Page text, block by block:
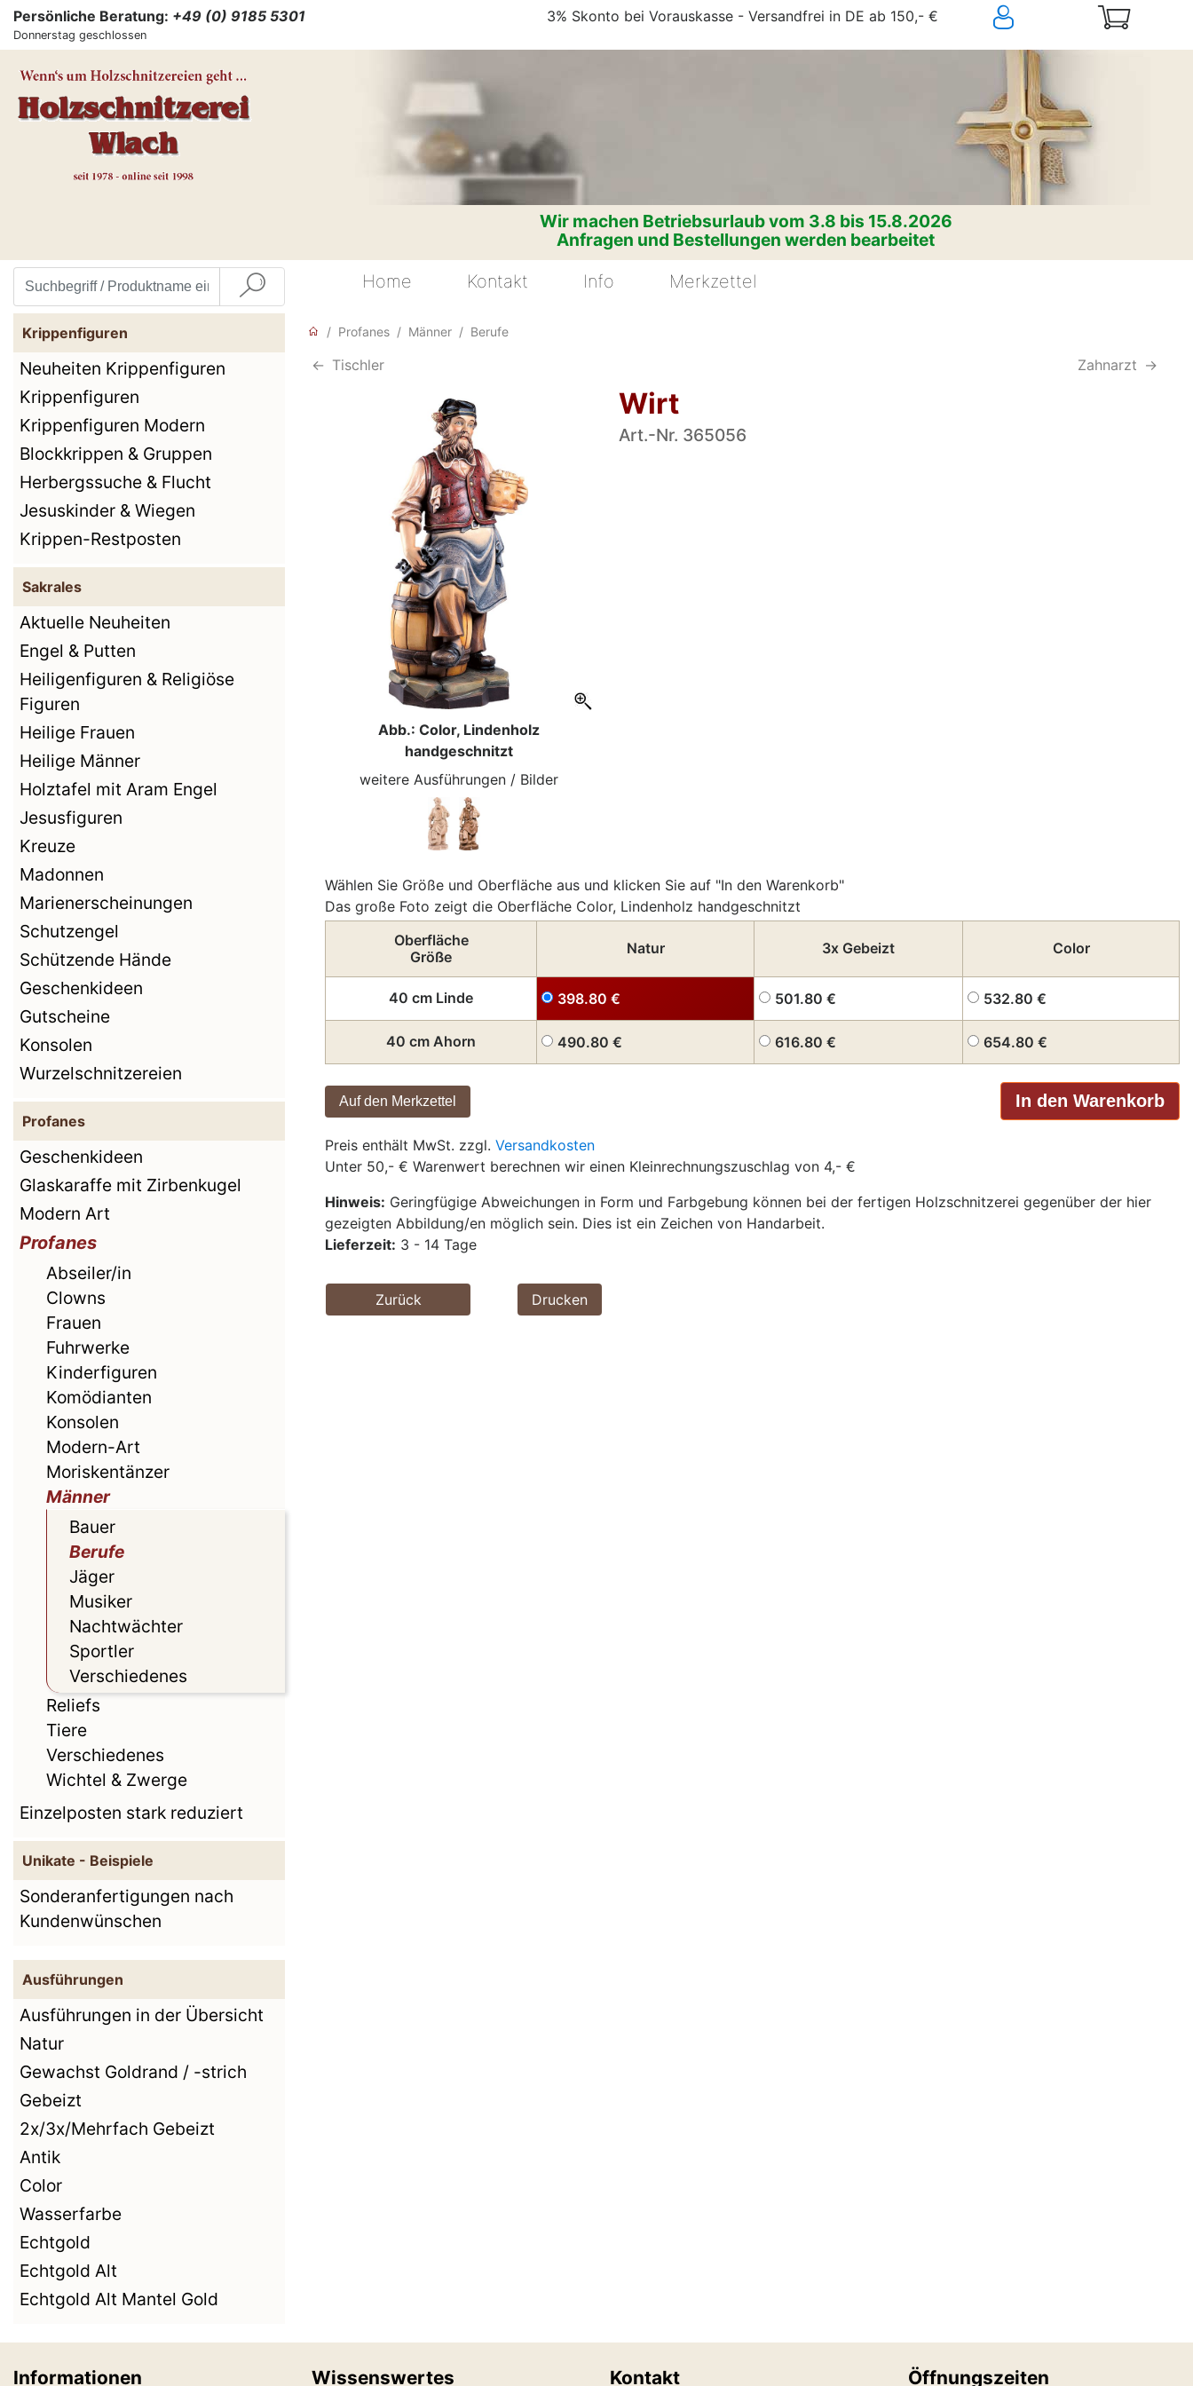
Persönliche Beratung: +49 (0) 9185 5301
Donnerstag geschlossen
3% Skonto bei Vorauskasse - Versandfrei in DE ab 150,- €
Wir machen Betriebsurlaub vom 3.8 bis 15.8.2026
Anfragen und Bestellungen werden bearbeitet
Home
Kontakt Info Merkzettel
Krippenfiguren
Neuheiten Krippenfiguren
Krippenfiguren
Krippenfiguren Modern
Blockkrippen & Gruppen
Herbergssuche & Flucht
Jesuskinder & Wiegen
Krippen-Restposten
Sakrales
Aktuelle Neuheiten
Engel & Putten
Heiligenfiguren & Religiöse
Figuren
Heilige Frauen
Heilige Männer
Holztafel mit Aram Engel
Jesusfiguren
Kreuze
Madonnen
Marienerscheinungen
Schutzengel
Schützende Hände
Geschenkideen
Gutscheine
Konsolen
Wurzelschnitzereien
Profanes
Geschenkideen
Glaskaraffe mit Zirbenkugel
Modern Art
Profanes
Abseiler/in
Clowns
Frauen
Fuhrwerke
Kinderfiguren
Komödianten
Konsolen
Modern-Art
Moriskentänzer
Männer
Bauer
Berufe
Jäger
Musiker
Nachtwächter
Sportler
Verschiedenes
Reliefs
Tiere
Verschiedenes
Wichtel & Zwerge
Einzelposten stark reduziert
Unikate - Beispiele
Sonderanfertigungen nach
Kundenwünschen
Ausführungen
Ausführungen in der Übersicht
Natur
Gewachst Goldrand / -strich
Gebeizt
2x/3x/Mehrfach Gebeizt
Antik
Color
Wasserfarbe
Echtgold
Echtgold Alt
Echtgold Alt Mantel Gold
Profanes Männer Berufe
<- Tischler Zahnarzt ->
Abb.: Color, Lindenholz
handgeschnitzt
weitere Ausführungen / Bilder
Wirt
Art.-Nr. 365056
Wählen Sie Größe und Oberfläche aus und klicken Sie auf "In den Warenkorb"
Das große Foto zeigt die Oberfläche Color, Lindenholz handgeschnitzt
Oberfläche
Größe
Natur 3x Gebeizt Color
40 cm Linde 398.80 € 501.80 € 532.80 €
40 cm Ahorn 490.80 € 616.80 € 654.80 €
Preis enthält MwSt. zzgl. Versandkosten
Unter 50,- € Warenwert berechnen wir einen Kleinrechnungszuschlag von 4,- €
Hinweis: Geringfügige Abweichungen in Form und Farbgebung können bei der fertigen Holzschnitzerei gegenüber der hier
gezeigten Abbildung/en möglich sein. Dies ist ein Zeichen von Handarbeit.
Lieferzeit: 3 - 14 Tage
Zurück Drucken
Informationen Wissenswertes Kontakt Öffnungszeiten